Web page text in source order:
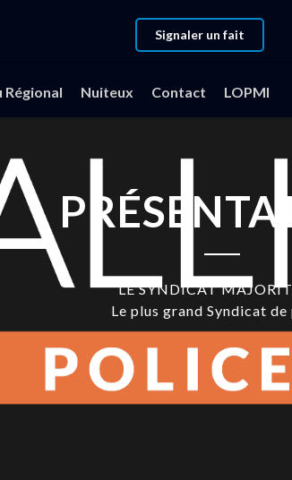
Signaler un fait
Régional Nuiteux Contact LOPMI
LE SYNDICAT
Le plus grand Syndicat